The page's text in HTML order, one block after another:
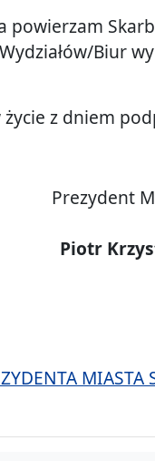
powierzam
Biur
z dniem
Prezydent
Piotr